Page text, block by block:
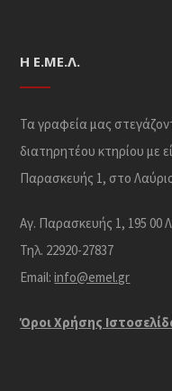
Η Ε.ΜΕ.Λ.
Τα γραφεία μας
διατηρητέου κτηρίου με
Παρασκευής 1, στο
Αγ. Παρασκευής 1, 195 00
Τηλ. 22920-27837
Email:info@emel.gr
Όροι Χρήσης